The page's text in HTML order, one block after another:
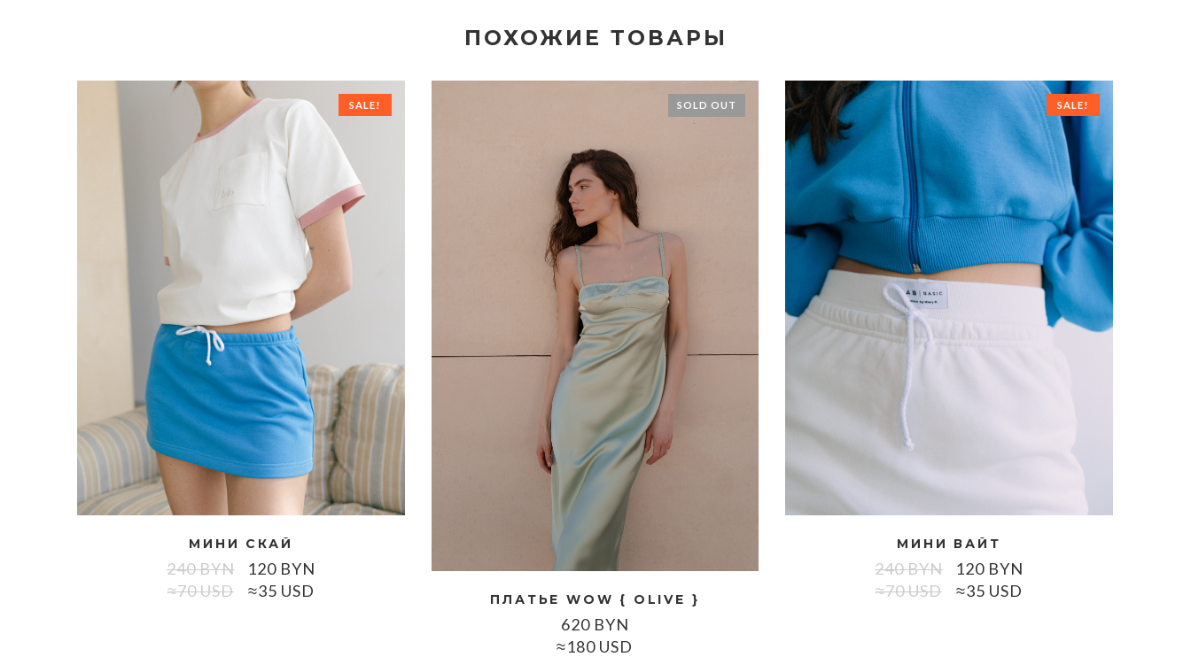
ПОХОЖИЕ ТОВАРЫ
SALE!
МИНИ СКАЙ
240BYN
≈70 USD
120BYN
≈35 USD
SOLD OUT
ПЛАТЬЕ WOW { OLIVE }
620BYN
≈180 USD
SALE!
МИНИ ВАЙТ
240BYN
≈70 USD
120BYN
≈35 USD